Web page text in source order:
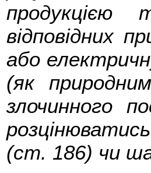
відповідних
або
(як
злочинного
(ст. 186) чи